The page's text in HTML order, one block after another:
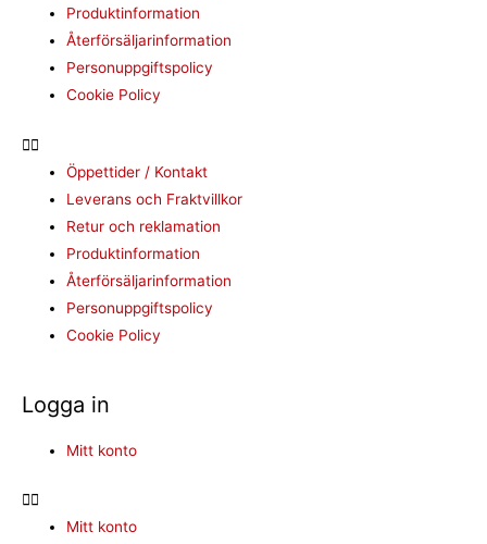
Produktinformation
Återförsäljarinformation
Personuppgiftspolicy
Cookie Policy
Öppettider / Kontakt
Leverans och Fraktvillkor
Retur och reklamation
Produktinformation
Återförsäljarinformation
Personuppgiftspolicy
Cookie Policy
Logga in
Mitt konto
Mitt konto